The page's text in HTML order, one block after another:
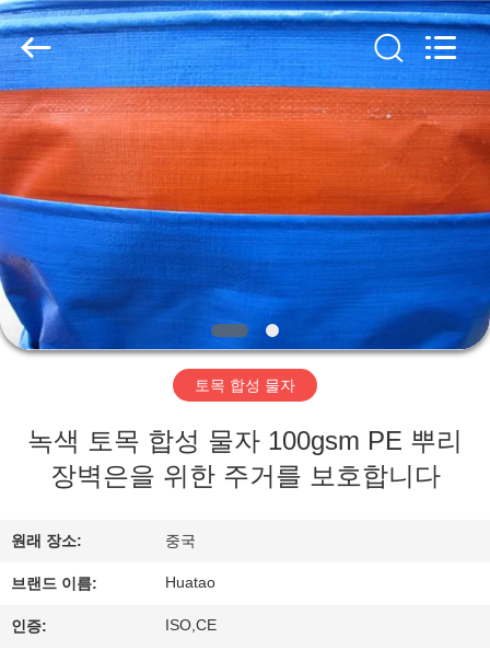
집
제
품
우
리
대
여
공
2020
-
2026
HUATAO
LOVER
LTD.
All
Rights
Reserved.
토목 합성 물자
녹색 토목 합성 물자 100gsm PE 뿌리
장벽은을 위한 주거를 보호합니다
원래 장소: 중국
브랜드 이름: Huatao
인증: ISO,CE